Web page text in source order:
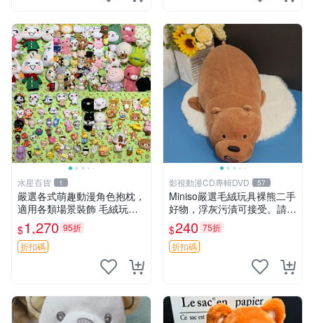
水星百貨 1
嚴選各式萌趣動漫角色抱枕，
適用各類場景裝飾 毛絨玩
具、卡通抱枕、趣味玩偶
$1,270 95折
折扣碼
影視動漫CD專輯DVD 57
Miniso嚴選毛絨玩具裸熊二手
好物，浮灰污漬可接受。請詳
閱照片再下單，售出不退不
換。全新品相收藏推薦。 裸
熊 毛絨玩具 收藏
$240 75折
折扣碼